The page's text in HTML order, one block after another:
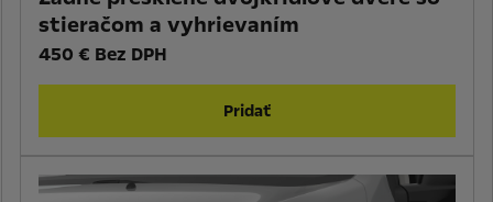
stieračom a vyhrievaním
450 € Bez DPH
Pridať